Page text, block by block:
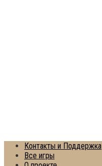
Контакты и Поддержка
Все игры